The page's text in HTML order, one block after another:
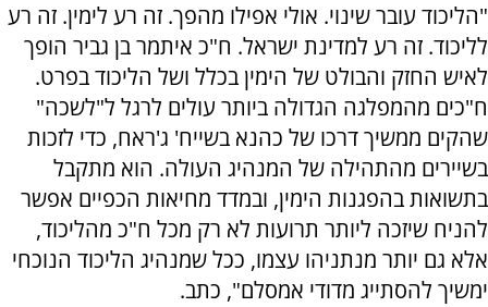
"הליכוד עובר שינוי. אולי אפילו מהפך. זה רע לימין. זה רע
לליכוד. זה רע למדינת ישראל. ח"כ איתמר בן גביר הופך
לאיש החזק והבולט של הימין בכלל ושל הליכוד בפרט.
ח"כים מהמפלגה הגדולה ביותר עולים לרגל ל"לשכה"
שהקים ממשיך דרכו של כהנא בשייח' ג'ראח, כדי לזכות
בשיירים מהתהילה של המנהיג העולה. הוא מתקבל
בתשואות בהפגנות הימין, ובמדד מחיאות הכפיים אפשר
להניח שיזכה ליותר תרועות לא רק מכל ח"כ מהליכוד,
אלא גם יותר מנתניהו עצמו, ככל שמנהיג הליכוד הנוכחי
ימשיך להסתייג מדודי אמסלם", כתב.